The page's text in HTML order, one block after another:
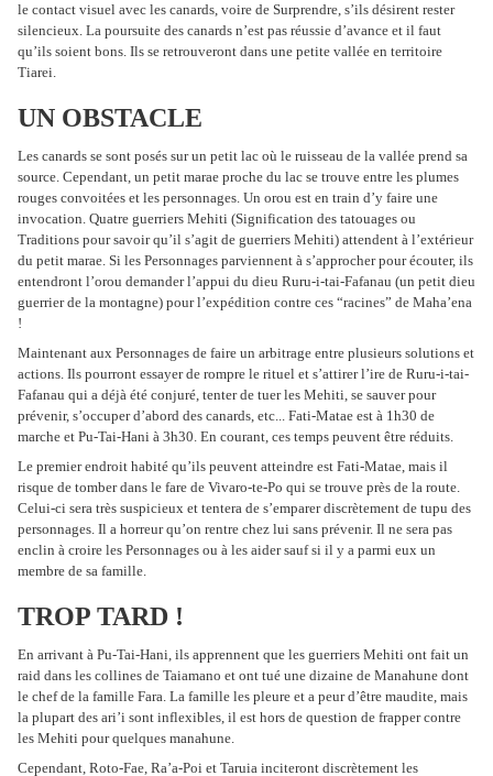
le contact visuel avec les canards, voire de Surprendre, s’ils désirent rester
silencieux. La poursuite des canards n’est pas réussie d’avance et il faut
qu’ils soient bons. Ils se retrouveront dans une petite vallée en territoire
Tiarei.
UN OBSTACLE
Les canards se sont posés sur un petit lac où le ruisseau de la vallée prend sa
source. Cependant, un petit marae proche du lac se trouve entre les plumes
rouges convoitées et les personnages. Un orou est en train d’y faire une
invocation. Quatre guerriers Mehiti (Signification des tatouages ou
Traditions pour savoir qu’il s’agit de guerriers Mehiti) attendent à l’extérieur
du petit marae. Si les Personnages parviennent à s’approcher pour écouter, ils
entendront l’orou demander l’appui du dieu Ruru-i-tai-Fafanau (un petit dieu
guerrier de la montagne) pour l’expédition contre ces “racines” de Maha’ena
!
Maintenant aux Personnages de faire un arbitrage entre plusieurs solutions et
actions. Ils pourront essayer de rompre le rituel et s’attirer l’ire de Ruru-i-tai-
Fafanau qui a déjà été conjuré, tenter de tuer les Mehiti, se sauver pour
prévenir, s’occuper d’abord des canards, etc... Fati-Matae est à 1h30 de
marche et Pu-Tai-Hani à 3h30. En courant, ces temps peuvent être réduits.
Le premier endroit habité qu’ils peuvent atteindre est Fati-Matae, mais il
risque de tomber dans le fare de Vivaro-te-Po qui se trouve près de la route.
Celui-ci sera très suspicieux et tentera de s’emparer discrètement de tupu des
personnages. Il a horreur qu’on rentre chez lui sans prévenir. Il ne sera pas
enclin à croire les Personnages ou à les aider sauf si il y a parmi eux un
membre de sa famille.
TROP TARD !
En arrivant à Pu-Tai-Hani, ils apprennent que les guerriers Mehiti ont fait un
raid dans les collines de Taiamano et ont tué une dizaine de Manahune dont
le chef de la famille Fara. La famille les pleure et a peur d’être maudite, mais
la plupart des ari’i sont inflexibles, il est hors de question de frapper contre
les Mehiti pour quelques manahune.
Cependant, Roto-Fae, Ra’a-Poi et Taruia inciteront discrètement les